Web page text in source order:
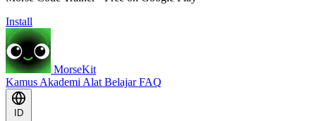
Install
MorseKit
Kamus Akademi Alat BelajarFAQ